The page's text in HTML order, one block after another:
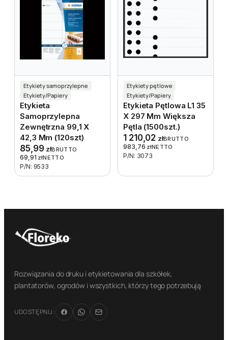
Etykiety samoprzylepne
Etykiety/Papiery
Etykieta
Samoprzylepna
Zewnętrzna 99,1 X
42,3 Mm (120szt)
85,99 złBRUTTO
69,91 złNETTO
P/N: 9533
Etykiety pętlowe
Etykiety/Papiery
Etykieta Pętlowa L1 35
X 297 Mm Większa
Pętla (1500szt.)
1 210,02 złBRUTTO
983,76 złNETTO
P/N: 3073
Rozwiązania do druku i etykietowania dla szkółek,
plantatorów, ogrodów i wszystkich, którzy tego potrzebują
UDOSTĘPNIJ: